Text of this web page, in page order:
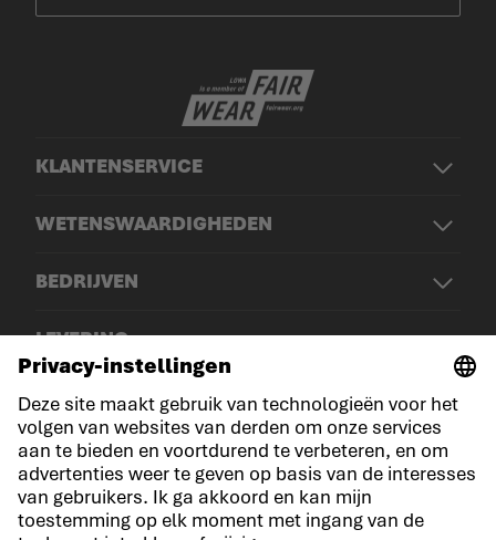
KLANTENSERVICE
WETENSWAARDIGHEDEN
BEDRIJVEN
LEVERING
© LOWA Sportschuhe GmbH
Aankondiging